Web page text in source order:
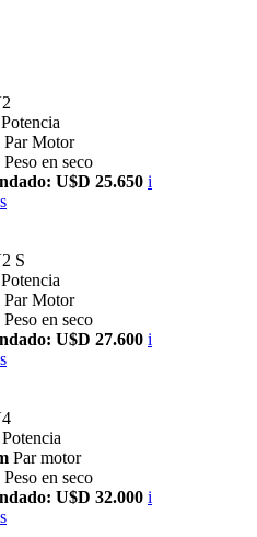
Potencia
Par Motor
Peso en seco
U$D 25.650 i
S
Potencia
Par Motor
Peso en seco
U$D 27.600 i
Potencia
Par motor
Peso en seco
U$D 32.000 i